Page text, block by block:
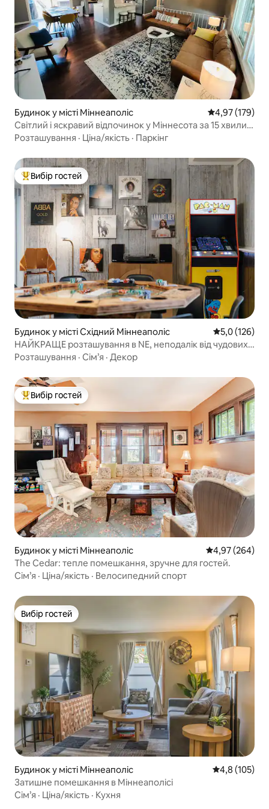
Будинок у місті Міннеаполіс Середня
4,97 (179)
Світлий і яскравий відпочинок у Міннесота за 15 хвилин
від усього
Розташування · Ціна/якість · Паркінг
Топ вибір гостей
Вибір гостей
Будинок у місті Східний Міннеаполіс Середня
5,0 (126)
НАЙКРАЩЕ розташування в NE, неподалік від чудових
ресторанів / комфортні ліжка
Розташування · Сім’я · Декор
Топ вибір гостей
Вибір гостей
Будинок у місті Міннеаполіс Середня
4,97 (264)
The Cedar: тепле помешкання, зручне для гостей.
Сім’я · Ціна/якість · Велосипедний спорт
Вибір гостей
Вибір гостей
Будинок у місті Міннеаполіс Середня
4,8 (105)
Затишне помешкання в Міннеаполісі
Сім’я · Ціна/якість · Кухня